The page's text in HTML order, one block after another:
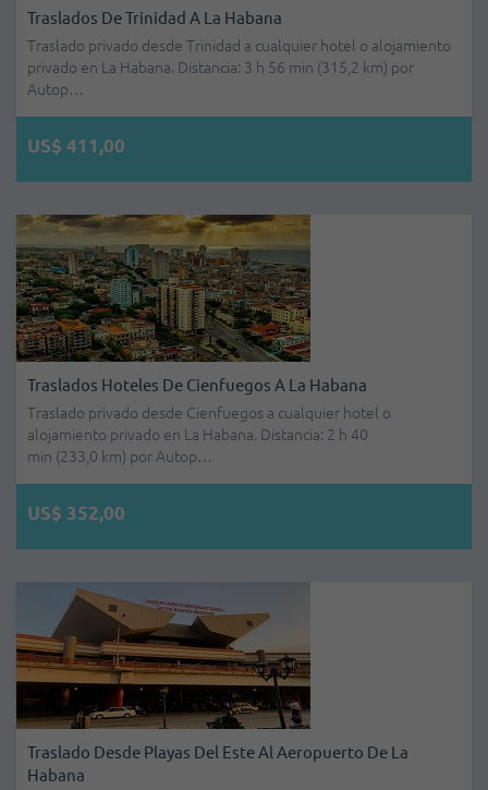
Traslados De Trinidad A La Habana
Traslado privado desde Trinidad a cualquier hotel o alojamiento
privado en La Habana. Distancia: 3 h 56 min (315,2 km) por
Autop…
US$ 411,00
Traslados Hoteles De Cienfuegos A La Habana
Traslado privado desde Cienfuegos a cualquier hotel o
alojamiento privado en La Habana. Distancia: 2 h 40
min (233,0 km) por Autop…
US$ 352,00
Traslado Desde Playas Del Este Al Aeropuerto De La
Habana